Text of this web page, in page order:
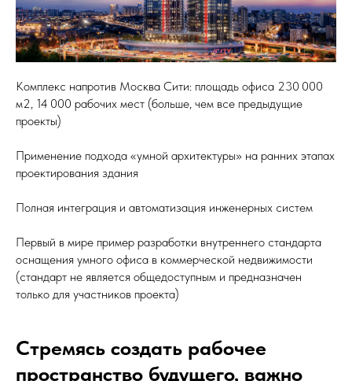
Комплекс напротив Москва Сити: площадь офиса 230 000
м2, 14 000 рабочих мест (больше, чем все предыдущие
проекты)
Применение подхода «умной архитектуры» на ранних этапах
проектирования здания
Полная интеграция и автоматизация инженерных систем
Первый в мире пример разработки внутреннего стандарта
оснащения умного офиса в коммерческой недвижимости
(стандарт не является общедоступным и предназначен
только для участников проекта)
Cтремясь создать рабочее
пространство будущего, важно